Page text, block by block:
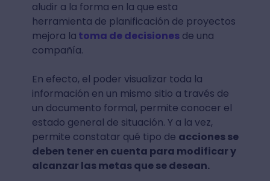
aludir a la forma en la que esta
herramienta de planificación de proyectos
mejora la toma de decisionesde una
compañía.
En efecto, el poder visualizar toda la
información en un mismo sitio a través de
un documento formal, permite conocer el
estado general de situación. Y a la vez,
permite constatar qué tipo de acciones se
deben tener en cuenta para modificar y
alcanzar las metas que se desean.